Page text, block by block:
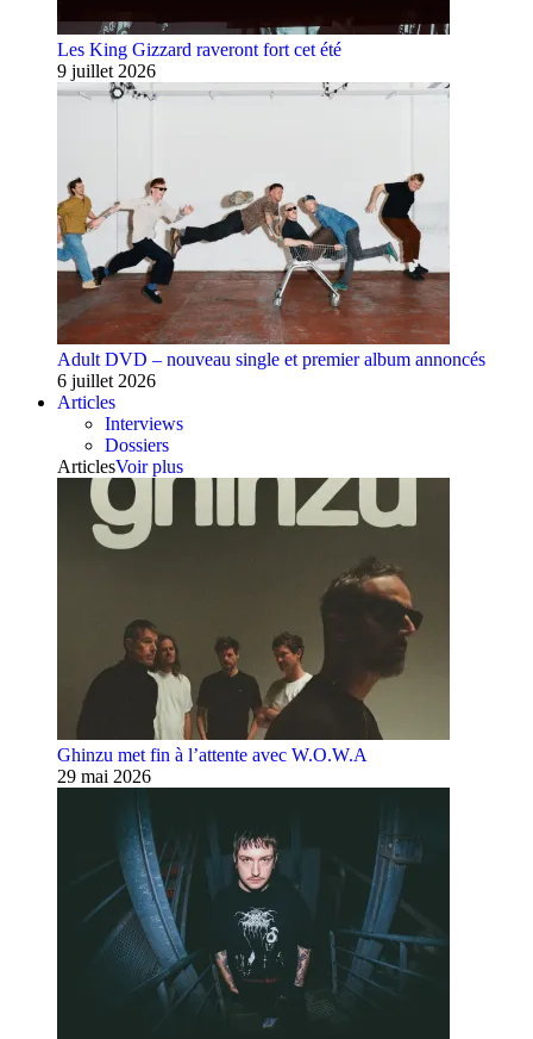
Les King Gizzard raveront fort cet été
9 juillet 2026
Adult DVD – nouveau single et premier album annoncés
6 juillet 2026
Articles
Interviews
Dossiers
ArticlesVoir plus
Ghinzu met fin à l’attente avec W.O.W.A
29 mai 2026